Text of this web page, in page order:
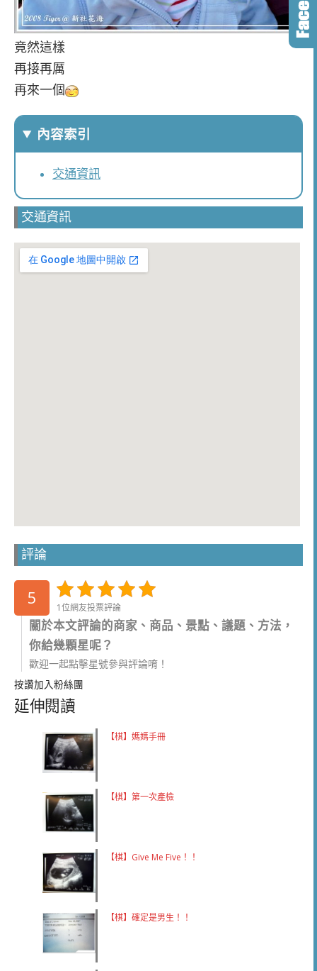
竟然這樣
再接再厲
再來一個
內容索引
交通資訊
交通資訊
評論
5 1位網友投票評論
關於本文評論的商家、商品、景點、議題、方法，
你給幾顆星呢？
歡迎一起點擊星號參與評論唷！
按讚加入粉絲團
延伸閱讀
【棋】媽媽手冊
【棋】第一次產檢
【棋】Give Me Five！！
【棋】確定是男生！！